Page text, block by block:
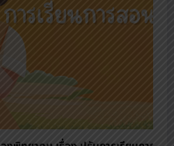
เดินหน้าสู่ Zero Waste School
รักษ์สิ่งแวดล้อม
admin